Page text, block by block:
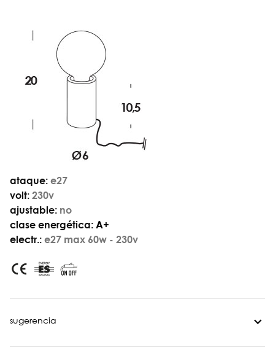
ataque: e27
volt: 230v
ajustable: no
clase energética: A+
electr.: e27 max 60w - 230v
sugerencia